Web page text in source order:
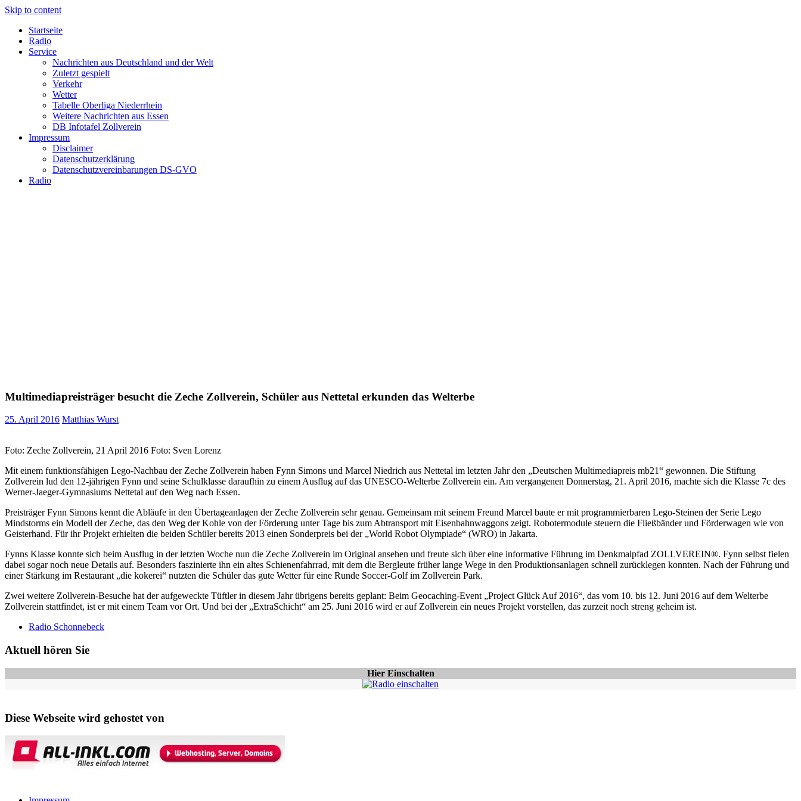
Skip to content
Startseite
Radio
Service
Nachrichten aus Deutschland und der Welt
Zuletzt gespielt
Verkehr
Wetter
Tabelle Oberliga Niederrhein
Weitere Nachrichten aus Essen
DB Infotafel Zollverein
Impressum
Disclaimer
Datenschutzerklärung
Datenschutzvereinbarungen DS-GVO
Radio
Multimediapreisträger besucht die Zeche Zollverein, Schüler aus Nettetal erkunden das Welterbe
25. April 2016 Matthias Wurst
Foto: Zeche Zollverein, 21 April 2016 Foto: Sven Lorenz
Mit einem funktionsfähigen Lego-Nachbau der Zeche Zollverein haben Fynn Simons und Marcel Niedrich aus Nettetal im letzten Jahr den „Deutschen Multimediapreis mb21“ gewonnen. Die Stiftung
Zollverein lud den 12-jährigen Fynn und seine Schulklasse daraufhin zu einem Ausflug auf das UNESCO-Welterbe Zollverein ein. Am vergangenen Donnerstag, 21. April 2016, machte sich die Klasse 7c des
Werner-Jaeger-Gymnasiums Nettetal auf den Weg nach Essen.
Preisträger Fynn Simons kennt die Abläufe in den Übertageanlagen der Zeche Zollverein sehr genau. Gemeinsam mit seinem Freund Marcel baute er mit programmierbaren Lego-Steinen der Serie Lego
Mindstorms ein Modell der Zeche, das den Weg der Kohle von der Förderung unter Tage bis zum Abtransport mit Eisenbahnwaggons zeigt. Robotermodule steuern die Fließbänder und Förderwagen wie von
Geisterhand. Für ihr Projekt erhielten die beiden Schüler bereits 2013 einen Sonderpreis bei der „World Robot Olympiade“ (WRO) in Jakarta.
Fynns Klasse konnte sich beim Ausflug in der letzten Woche nun die Zeche Zollverein im Original ansehen und freute sich über eine informative Führung im Denkmalpfad ZOLLVEREIN®. Fynn selbst fielen
dabei sogar noch neue Details auf. Besonders faszinierte ihn ein altes Schienenfahrrad, mit dem die Bergleute früher lange Wege in den Produktionsanlagen schnell zurücklegen konnten. Nach der Führung und
einer Stärkung im Restaurant „die kokerei“ nutzten die Schüler das gute Wetter für eine Runde Soccer-Golf im Zollverein Park.
Zwei weitere Zollverein-Besuche hat der aufgeweckte Tüftler in diesem Jahr übrigens bereits geplant: Beim Geocaching-Event „Project Glück Auf 2016“, das vom 10. bis 12. Juni 2016 auf dem Welterbe
Zollverein stattfindet, ist er mit einem Team vor Ort. Und bei der „ExtraSchicht“ am 25. Juni 2016 wird er auf Zollverein ein neues Projekt vorstellen, das zurzeit noch streng geheim ist.
Radio Schonnebeck
Aktuell hören Sie
Hier Einschalten
Diese Webseite wird gehostet von